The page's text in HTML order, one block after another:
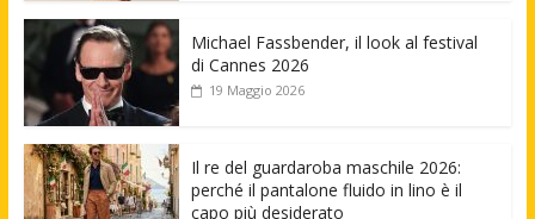
Michael Fassbender, il look al festival
di Cannes 2026
19 Maggio 2026
Il re del guardaroba maschile 2026:
perché il pantalone fluido in lino è il
capo più desiderato